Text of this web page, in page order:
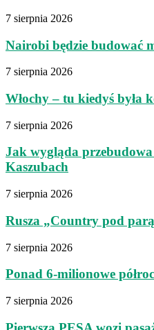
7 sierpnia 2026
Nairobi będzie budować
7 sierpnia 2026
Włochy – tu kiedyś była
7 sierpnia 2026
Jak wygląda
Kaszubach
7 sierpnia 2026
Rusza „Country pod
7 sierpnia 2026
Ponad 6-milionowe
7 sierpnia 2026